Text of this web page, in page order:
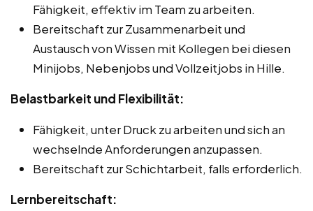
Fähigkeit, effektiv im Team zu arbeiten.
Bereitschaft zur Zusammenarbeit und
Austausch von Wissen mit Kollegen bei diesen
Minijobs, Nebenjobs und Vollzeitjobs in Hille.
Belastbarkeit und Flexibilität:
Fähigkeit, unter Druck zu arbeiten und sich an
wechselnde Anforderungen anzupassen.
Bereitschaft zur Schichtarbeit, falls erforderlich.
Lernbereitschaft: